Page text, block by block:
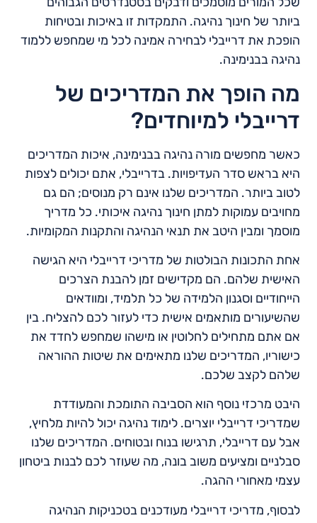
ביותר של חינוך נהיגה. התמקדות זו באיכות ובטיחות
הופכת את דרייבלי לבחירה אמינה לכל מי שמחפש ללמוד
נהיגה בבנימינה.
מה הופך את המדריכים של
דרייבלי למיוחדים?
כאשר מחפשים מורה נהיגה בבנימינה, איכות המדריכים
היא בראש סדר העדיפויות. בדרייבלי, אתם יכולים לצפות
לטוב ביותר. המדריכים שלנו אינם רק מנוסים; הם גם
מחויבים עמוקות למתן חינוך נהיגה איכותי. כל מדריך
מוסמך ומבין היטב את תנאי הנהיגה והתקנות המקומיות.
אחת התכונות הבולטות של מדריכי דרייבלי היא הגישה
האישית שלהם. הם מקדישים זמן להבנת הצרכים
הייחודיים וסגנון הלמידה של כל תלמיד, ומוודאים
שהשיעורים מותאמים אישית כדי לעזור לכם להצליח. בין
אם אתם מתחילים לחלוטין או מישהו שמחפש לחדד את
כישוריו, המדריכים שלנו מתאימים את שיטות ההוראה
שלהם לקצב שלכם.
היבט מרכזי נוסף הוא הסביבה התומכת והמעודדת
שמדריכי דרייבלי יוצרים. לימוד נהיגה יכול להיות מלחיץ,
אבל עם דרייבלי, תרגישו בנוח ובטוחים. המדריכים שלנו
סבלניים ומציעים משוב בונה, מה שעוזר לכם לבנות ביטחון
עצמי מאחורי ההגה.
לבסוף, מדריכי דרייבלי מעודכנים בטכניקות הנהיגה